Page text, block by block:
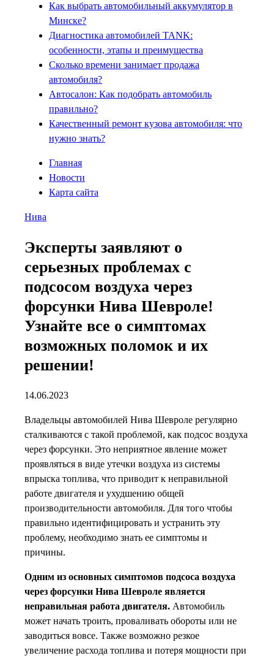
Как выбрать автомобильный аккумулятор в
Минске?
Диагностика автомобилей TANK:
особенности, этапы и преимущества
Сколько времени занимает продажа
автомобиля?
Автосалон: Как подобрать автомобиль
правильно?
Качественный ремонт кузова автомобиля: что
нужно знать?
Главная
Новости
Карта сайта
Нива
Эксперты заявляют о
серьезных проблемах с
подсосом воздуха через
форсунки Нива Шевроле!
Узнайте все о симптомах
возможных поломок и их
решении!
14.06.2023
Владельцы автомобилей Нива Шевроле регулярно
сталкиваются с такой проблемой, как подсос воздуха
через форсунки. Это неприятное явление может
проявляться в виде утечки воздуха из системы
впрыска топлива, что приводит к неправильной
работе двигателя и ухудшению общей
производительности автомобиля. Для того чтобы
правильно идентифицировать и устранить эту
проблему, необходимо знать ее симптомы и
причины.
Одним из основных симптомов подсоса воздуха
через форсунки Нива Шевроле является
неправильная работа двигателя. Автомобиль
может начать троить, проваливать обороты или не
заводиться вовсе. Также возможно резкое
увеличение расхода топлива и потеря мощности при